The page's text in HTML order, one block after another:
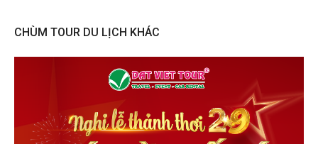
CHÙM TOUR DU LỊCH KHÁC